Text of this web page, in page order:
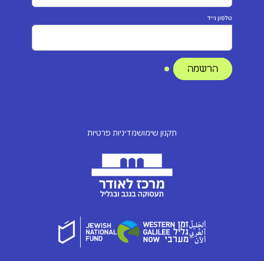
טלפון נייד
תקנון שימושמדיניות פרטיות